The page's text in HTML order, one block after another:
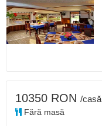
10350 RON /casă
Fără masă